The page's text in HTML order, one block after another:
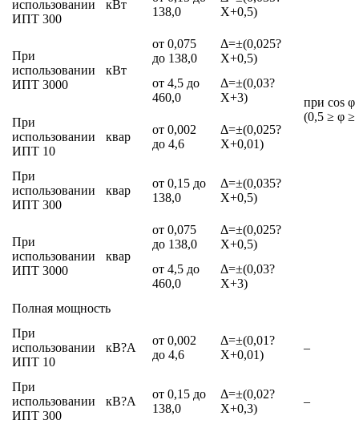
при cos φ
(0,5 ≥ φ ≥
использовании
ИПТ 300
кВт
138,0
Х+0,5)
При
использовании
ИПТ 3000
кВт
от 0,075
до 138,0
Δ=±(0,025?
Х+0,5)
от 4,5 до
460,0
Δ=±(0,03?
Х+3)
При
использовании
ИПТ 10
квар
от 0,002
до 4,6
Δ=±(0,025?
Х+0,01)
При
использовании
ИПТ 300
квар
от 0,15 до
138,0
Δ=±(0,035?
Х+0,5)
При
использовании
ИПТ 3000
квар
от 0,075
до 138,0
Δ=±(0,025?
Х+0,5)
от 4,5 до
460,0
Δ=±(0,03?
Х+3)
Полная мощность
При
использовании
ИПТ 10
кВ?А
от 0,002
до 4,6
Δ=±(0,01?
Х+0,01)
–
При
использовании
ИПТ 300
кВ?А
от 0,15 до
138,0
Δ=±(0,02?
Х+0,3)
–